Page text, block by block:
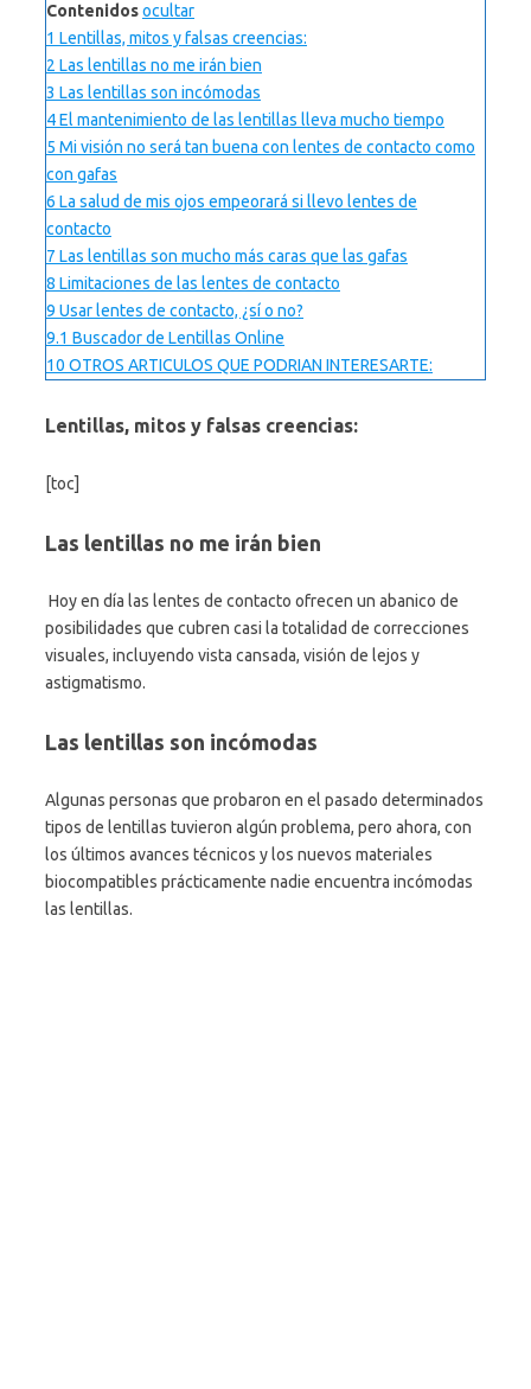
Contenidosocultar
1 Lentillas, mitos y falsas creencias:
2 Las lentillas no me irán bien
3 Las lentillas son incómodas
4El mantenimiento de las lentillas lleva mucho tiempo
5 Mi visión no será tan buena con lentes de contacto como
con gafas
6 La salud de mis ojos empeorará si llevo lentes de
contacto
7 Las lentillas son mucho más caras que las gafas
8 Limitaciones de las lentes de contacto
9 Usar lentes de contacto, ¿sí o no?
9.1 Buscador de Lentillas Online
10 OTROS ARTICULOS QUE PODRIAN INTERESARTE:
Lentillas, mitos y falsas creencias:
[toc]
Las lentillas no me irán bien
Hoy en día las lentes de contacto ofrecen un abanico de
posibilidades que cubren casi la totalidad de correcciones
visuales, incluyendo vista cansada, visión de lejos y
astigmatismo.
Las lentillas son incómodas
Algunas personas que probaron en el pasado determinados
tipos de lentillas tuvieron algún problema, pero ahora, con
los últimos avances técnicos y los nuevos materiales
biocompatibles prácticamente nadie encuentra incómodas
las lentillas.